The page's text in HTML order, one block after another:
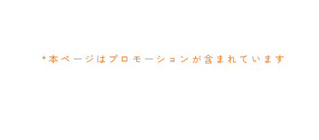
同行援護
*本ページはプロモーションが含まれています